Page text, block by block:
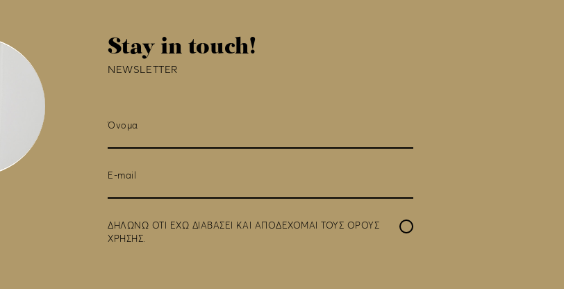
Stay in touch!
NEWSLETTER
ΔΗΛΩΝΩ ΟΤΙ ΕΧΩ ΔΙΑΒΑΣΕΙ ΚΑΙ ΑΠΟΔΕΧΟΜΑΙ ΤΟΥΣ ΟΡΟΥΣ
ΧΡΗΣΗΣ.